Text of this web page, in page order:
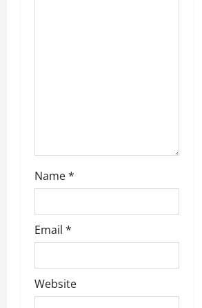
Name*
Email *
Website